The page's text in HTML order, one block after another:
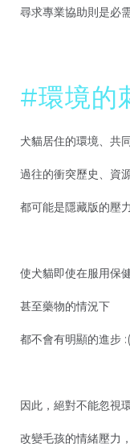
尋求專業協助則是必
#環境的
犬貓居住的環境、共
過往的衝突歷史、資
都可能是隱藏版的壓
使犬貓即使在服用保
甚至藥物的情況下
都不會有明顯的進步
因此，絕對不能忽視
改變毛孩的情緒壓力